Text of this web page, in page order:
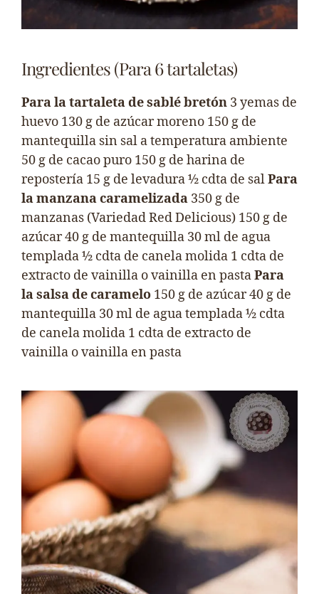
Ingredientes (Para 6 tartaletas)
Para la tartaleta de sablé bretón 3 yemas de
huevo 130 g de azúcar moreno 150 g de
mantequilla sin sal a temperatura ambiente
50 g de cacao puro 150 g de harina de
repostería 15 g de levadura ½ cdta de salPara
la manzana caramelizada 350 g de
manzanas (Variedad Red Delicious) 150 g de
azúcar 40 g de mantequilla 30 ml de agua
templada ½ cdta de canela molida 1 cdta de
extracto de vainilla o vainilla en pastaPara
la salsa de caramelo 150 g de azúcar 40 g de
mantequilla 30 ml de agua templada ½ cdta
de canela molida 1 cdta de extracto de
vainilla o vainilla en pasta